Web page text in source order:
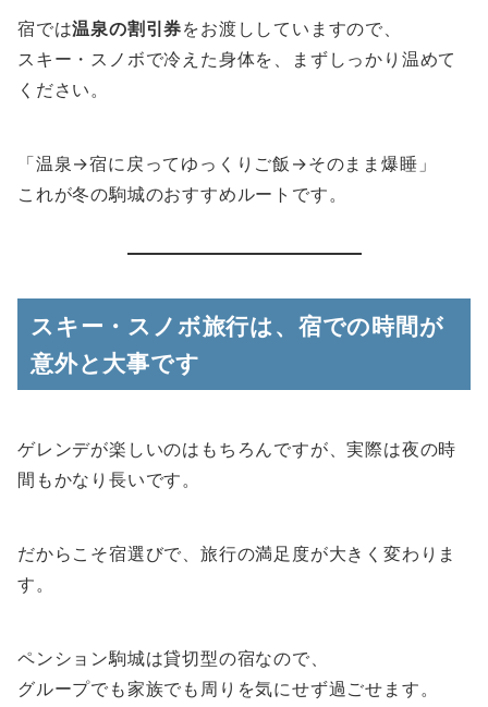
宿では温泉の割引券をお渡ししていますので、
スキー・スノボで冷えた身体を、まずしっかり温めて
ください。
「温泉→宿に戻ってゆっくりご飯→そのまま爆睡」
これが冬の駒城のおすすめルートです。
スキー・スノボ旅行は、宿での時間が
意外と大事です
ゲレンデが楽しいのはもちろんですが、実際は夜の時
間もかなり長いです。
だからこそ宿選びで、旅行の満足度が大きく変わりま
す。
ペンション駒城は貸切型の宿なので、
グループでも家族でも周りを気にせず過ごせます。